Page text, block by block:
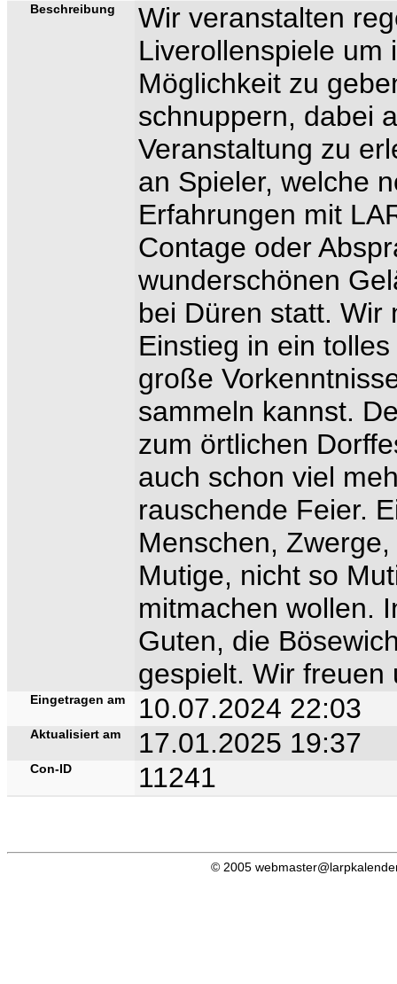
Beschreibung
Wir veranstalten
Liverollenspiele um
Möglichkeit zu
schnuppern, dabei
Veranstaltung zu
an Spieler, welche
Erfahrungen mit
Contage oder
wunderschönen
bei Düren statt. Wir
Einstieg in ein
große
sammeln kannst.
zum örtlichen
auch schon viel
rauschende Feier.
Menschen,
Mutige, nicht so
mitmachen wollen.
Guten, die
gespielt. Wir freuen
Eingetragen am 10.07.2024 22:03
Aktualisiert am 17.01.2025 19:37
Con-ID 11241
© 2005